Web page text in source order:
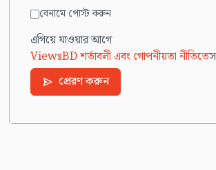
বেনামে পোস্ট করুন
এগিয়ে যাওয়ার আগে
ViewsBD শর্তাবলী এবং গোপনীয়তা নীতিতে
প্রেরণ করুন